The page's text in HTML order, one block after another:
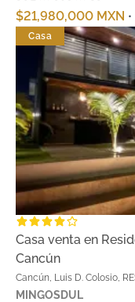
$21,980,000 MXN
Casa
Casa venta en
Cancún
Cancún, Luis D.
MINGOSDUL